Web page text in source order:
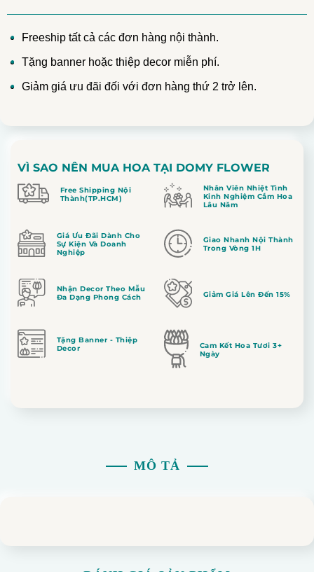
Freeship tất cả các đơn hàng nội thành.
Tặng banner hoặc thiệp decor miễn phí.
Giảm giá ưu đãi đối với đơn hàng thứ 2 trở lên.
VÌ SAO NÊN MUA HOA TẠI DOMY FLOWER
Free Shipping Nội
Thành(TP.HCM)
Nhân Viên Nhiệt Tình
Kinh Nghiệm Cắm Hoa
Lâu Năm
Giá Ưu Đãi Dành Cho
Sự Kiện Và Doanh
Nghiệp
Giao Nhanh Nội Thành
Trong Vòng 1H
Nhận Decor Theo Mẫu
Đa Dạng Phong Cách
Giảm Giá Lên Đến 15%
Tặng Banner - Thiệp
Decor
Cam Kết Hoa Tươi 3+
Ngày
MÔ TẢ